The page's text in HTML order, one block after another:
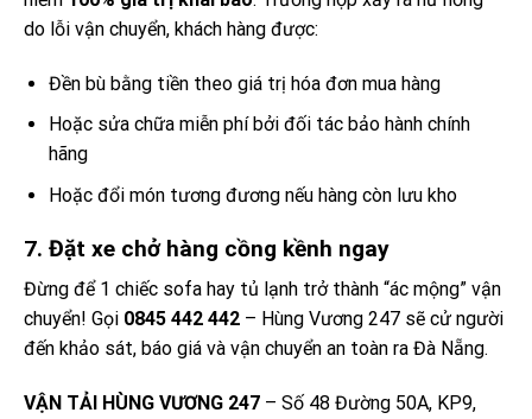
do lỗi vận chuyển, khách hàng được:
Đền bù bằng tiền theo giá trị hóa đơn mua hàng
Hoặc sửa chữa miễn phí bởi đối tác bảo hành chính
hãng
Hoặc đổi món tương đương nếu hàng còn lưu kho
7. Đặt xe chở hàng cồng kềnh ngay
Đừng để 1 chiếc sofa hay tủ lạnh trở thành “ác mộng” vận
chuyển! Gọi 0845 442 442 – Hùng Vương 247 sẽ cử người
đến khảo sát, báo giá và vận chuyển an toàn ra Đà Nẵng.
VẬN TẢI HÙNG VƯƠNG 247 – Số 48 Đường 50A, KP9,